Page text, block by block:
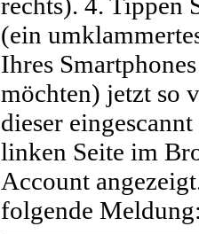
(ein
Ihres
möchten) jetzt so
dieser
linken Seite im
Account
folgende